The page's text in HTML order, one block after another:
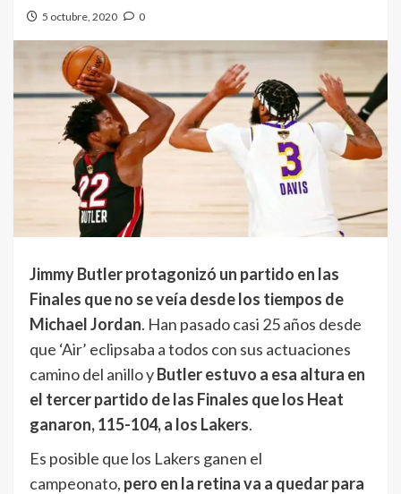
5 octubre, 2020 0
Jimmy Butler protagonizó un partido en las
Finales que no se veía desde los tiempos de
Michael Jordan. Han pasado casi 25 años desde
que ‘Air’ eclipsaba a todos con sus actuaciones
camino del anillo yButler estuvo a esa altura en
el tercer partido de las Finales que los Heat
ganaron, 115-104, a los Lakers.
Es posible que los Lakers ganen el
campeonato, pero en la retina va a quedar para